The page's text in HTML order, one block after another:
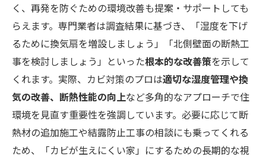
く、再発を防ぐための環境改善も提案・サポートしても
らえます。専門業者は調査結果に基づき、「湿度を下げ
るために換気扇を増設しましょう」「北側壁面の断熱工
事を検討しましょう」といった根本的な改善策を示して
くれます。実際、カビ対策のプロは適切な湿度管理や換
気の改善、断熱性能の向上など多角的なアプローチで住
環境を見直す重要性を強調しています。必要に応じて断
熱材の追加施工や結露防止工事の相談にも乗ってくれる
ため、「カビが生えにくい家」にするための長期的な視